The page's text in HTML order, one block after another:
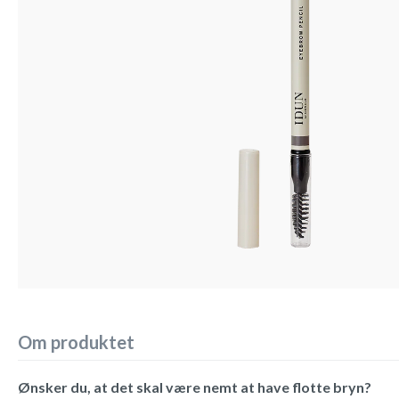
Om produktet
Ønsker du, at det skal være nemt at have flotte bryn?